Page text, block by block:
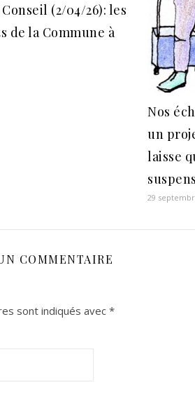
(2/04/26): les
de la Commune à
Nos
un
laisse
29
COMMENTAIRE
sont indiqués avec*